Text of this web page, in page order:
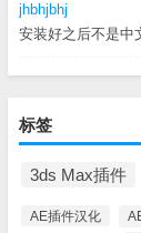
jhbhjbhj
安装好之后不是中
标签
3ds Max插件
AE插件汉化